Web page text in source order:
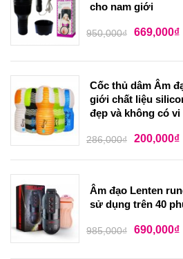
cho nam giới
950,000₫ 669,000₫
Cốc thủ dâm Âm
giới chất liệu
đẹp và không có vi
286,000₫ 200,000₫
Âm đạo Lenten
sử dụng trên 40
985,000₫ 690,000₫